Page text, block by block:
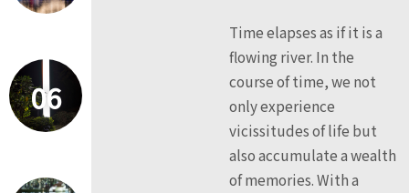
06
Time elapses as if it is a
flowing river. In the
course of time, we not
only experience
vicissitudes of life but
also accumulate a wealth
of memories. With a